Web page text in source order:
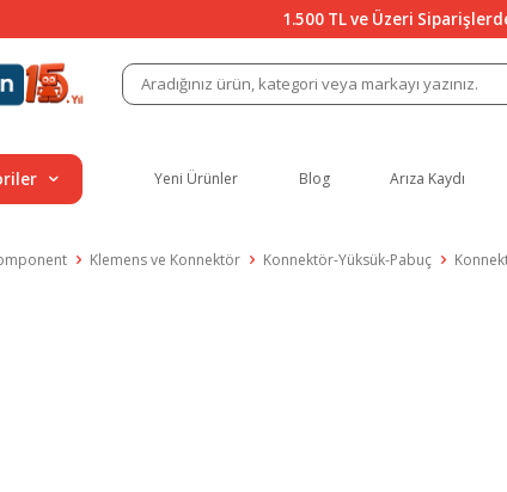
1.500 TL ve Üzeri
Yeni Ürünler Blog Arıza Kaydı
Klemens ve Konnektör Konnektör-Yüksük-Pabuç